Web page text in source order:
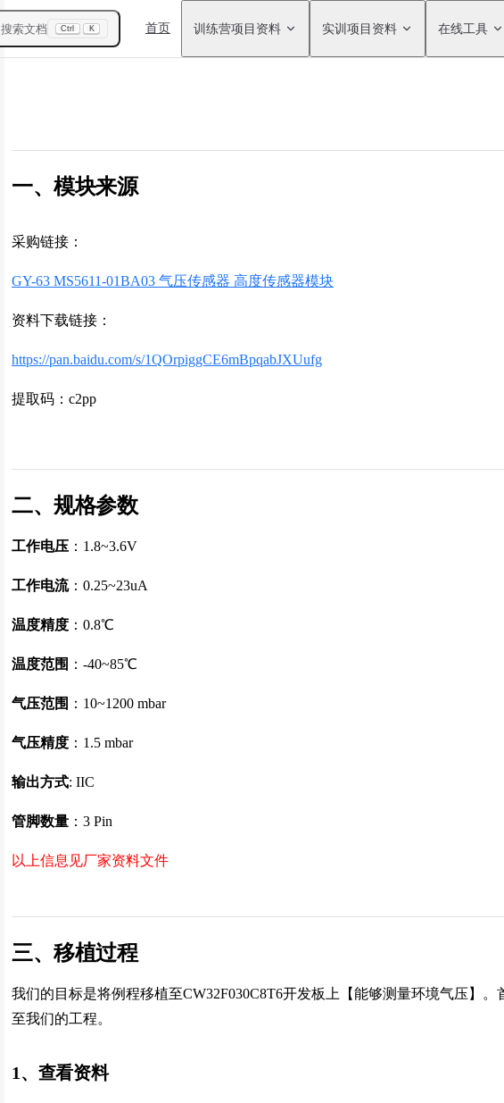
搜索文档 Ctrl K
Main Navigation
首页 训练营项目资料 实训项目资料 在线工具
一、模块来源
采购链接：
GY-63 MS5611-01BA03 气压传感器 高度传感器模块
资料下载链接：
https://pan.baidu.com/s/1QOrpiggCE6mBpqabJXUufg
提取码：c2pp
二、规格参数
工作电压 ：1.8~3.6V
工作电流：0.25~23uA
温度精度 ：0.8℃
温度范围 ：-40~85℃
气压范围 ：10~1200 mbar
气压精度 ：1.5 mbar
输出方式: IIC
管脚数量 ：3 Pin
以上信息见厂家资料文件
三、移植过程
我们的目标是将例程移植至CW32F030C8T6开发板上【能够测量环境气压】
至我们的工程。
1、查看资料